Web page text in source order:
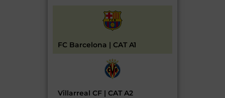
FC Barcelona | CAT A1
Villarreal CF | CAT A2